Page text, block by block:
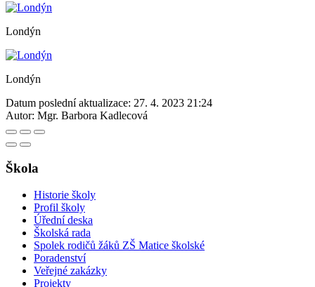
Londýn
Londýn
Datum poslední aktualizace: 27. 4. 2023 21:24
Autor: Mgr. Barbora Kadlecová
Škola
Historie školy
Profil školy
Úřední deska
Školská rada
Spolek rodičů žáků ZŠ Matice školské
Poradenství
Veřejné zakázky
Projekty